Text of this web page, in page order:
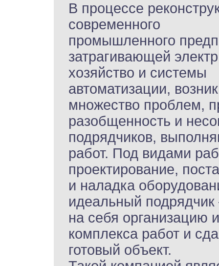
В процессе
современного
промышленного
затрагивающей
хозяйство и системы
автоматизации,
множество проблем,
разобщенность и
подрядчиков,
работ. Под видами
проектирование,
и наладка
идеальный
на себя организацию
комплекса работ и
готовый объект.